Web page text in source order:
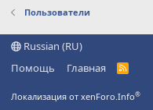
Пользователи
Russian (RU)
Помощь
Главная
R
Локализация от xenForo.Info®